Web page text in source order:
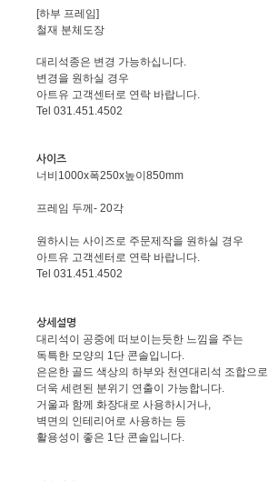
[하부 프레임]
철재 분체도장
대리석종은 변경 가능하십니다.
변경을 원하실 경우
아트유 고객센터로 연락 바랍니다.
Tel 031.451.4502
사이즈
너비1000x폭250x높이850mm
프레임 두께- 20각
원하시는 사이즈로 주문제작을 원하실 경우
아트유 고객센터로 연락 바랍니다.
Tel 031.451.4502
상세설명
대리석이 공중에 떠보이는듯한 느낌을 주는
독특한 모양의 1단 콘솔입니다.
은은한 골드 색상의 하부와 천연대리석 조합으로
더욱 세련된 분위기 연출이 가능합니다.
거울과 함께 화장대로 사용하시거나,
벽면의 인테리어로 사용하는 등
활용성이 좋은 1단 콘솔입니다.